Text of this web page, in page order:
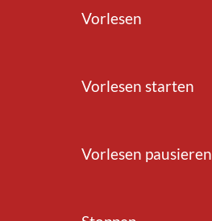
Vorlesen
Vorlesen starten
Vorlesen pausieren